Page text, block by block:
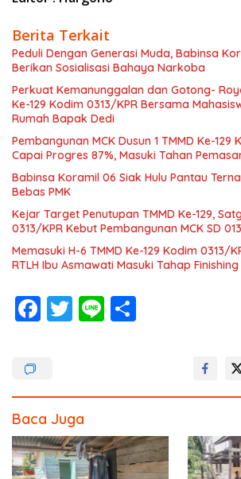
Berita Terkait
Peduli Dengan Generasi Muda, Babinsa
Berikan Sosialisasi Bahaya Narkoba
Perkuat Kemanunggalan dan Gotong-
Ke-129 Kodim 0313/KPR Bersama
Rumah Bapak Dedi
Pembangunan MCK Dusun 1 TMMD Ke-129
Capai Progres 87%, Masuki Tahan
Babinsa Koramil 06 Siak Hulu Pantau
Bebas PMK
Kejar Target Penutupan TMMD Ke-129,
0313/KPR Kebut Pembangunan MCK SD
Memasuki H-6 TMMD Ke-129 Kodim 0313/
RTLH Ibu Asmawati Masuki Tahap
F
o
o
k
T Li
Baca Juga